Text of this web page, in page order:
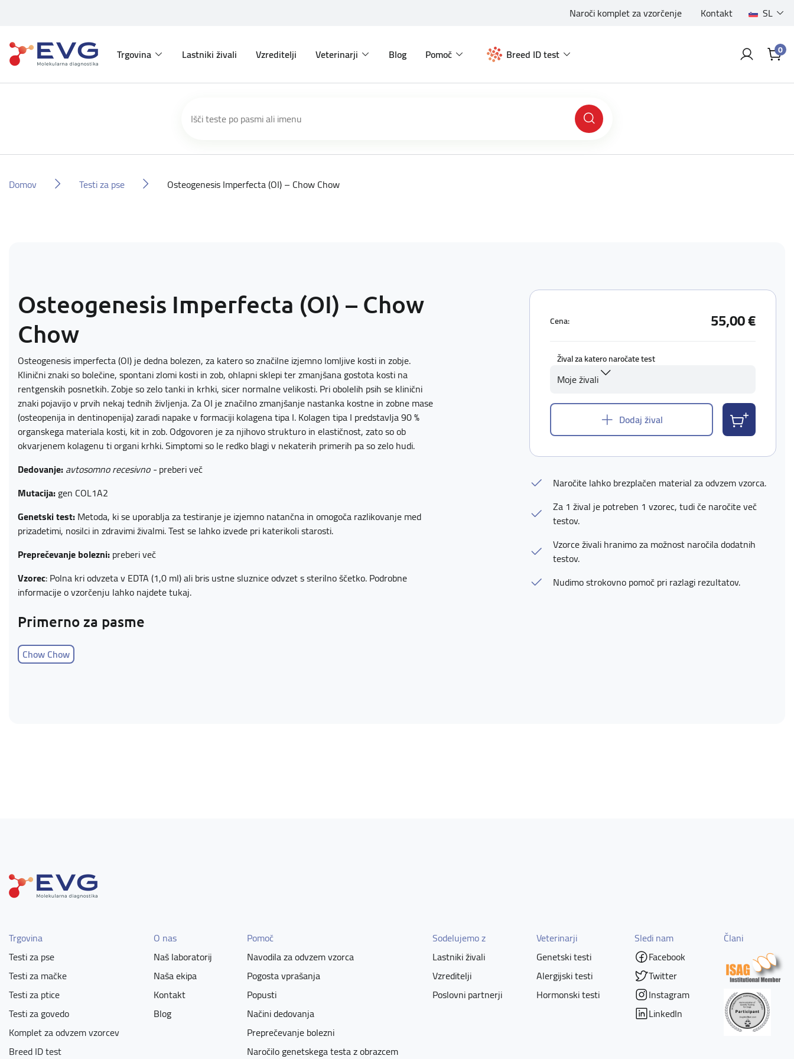
Naroči komplet za vzorčenje Kontakt SL
Trgovina Lastniki živali Vzreditelji Veterinarji Blog Pomoč Breed ID test 0
Domov Testi za pse Osteogenesis Imperfecta (OI) – Chow Chow
Osteogenesis Imperfecta (OI) – Chow
Chow
Osteogenesis imperfecta (OI) je dedna bolezen, za katero so značilne izjemno lomljive kosti in zobje.
Klinični znaki so bolečine, spontani zlomi kosti in zob, ohlapni sklepi ter zmanjšana gostota kosti na
rentgenskih posnetkih. Zobje so zelo tanki in krhki, sicer normalne velikosti. Pri obolelih psih se klinični
znaki pojavijo v prvih nekaj tednih življenja. Za OI je značilno zmanjšanje nastanka kostne in zobne mase
(osteopenija in dentinopenija) zaradi napake v formaciji kolagena tipa I. Kolagen tipa I predstavlja 90 %
organskega materiala kosti, kit in zob. Odgovoren je za njihovo strukturo in elastičnost, zato so ob
okvarjenem kolagenu ti organi krhki. Simptomi so le redko blagi v nekaterih primerih pa so zelo hudi.
Dedovanje:avtosomno recesivno -preberi več
Mutacija:gen COL1A2
Genetski test:Metoda, ki se uporablja za testiranje je izjemno natančna in omogoča razlikovanje med
prizadetimi, nosilci in zdravimi živalmi. Test se lahko izvede pri katerikoli starosti.
Preprečevanje bolezni:preberi več
Vzorec: Polna kri odvzeta v EDTA (1,0 ml) ali bris ustne sluznice odvzet s sterilno ščetko. Podrobne
informacije o vzorčenju lahko najdetetukaj.
Cena: 55,00 €
Žival za katero naročate test
Moje živali
Dodaj žival
Naročite lahko brezplačen material za odvzem vzorca.
Za 1 žival je potreben 1 vzorec, tudi če naročite več
testov.
Vzorce živali hranimo za možnost naročila dodatnih
testov.
Nudimo strokovno pomoč pri razlagi rezultatov.
Primerno za pasme
Chow Chow
Trgovina
Testi za pse
Testi za mačke
Testi za ptice
Testi za govedo
Komplet za odvzem vzorcev
Breed ID test
O nas
Naš laboratorij
Naša ekipa
Kontakt
Blog
Pomoč
Navodila za odvzem vzorca
Pogosta vprašanja
Popusti
Načini dedovanja
Preprečevanje bolezni
Naročilo genetskega testa z obrazcem
Sodelujemo z
Lastniki živali
Vzreditelji
Poslovni partnerji
Veterinarji
Genetski testi
Alergijski testi
Hormonski testi
Sledi nam
Facebook
Twitter
Instagram
LinkedIn
Člani